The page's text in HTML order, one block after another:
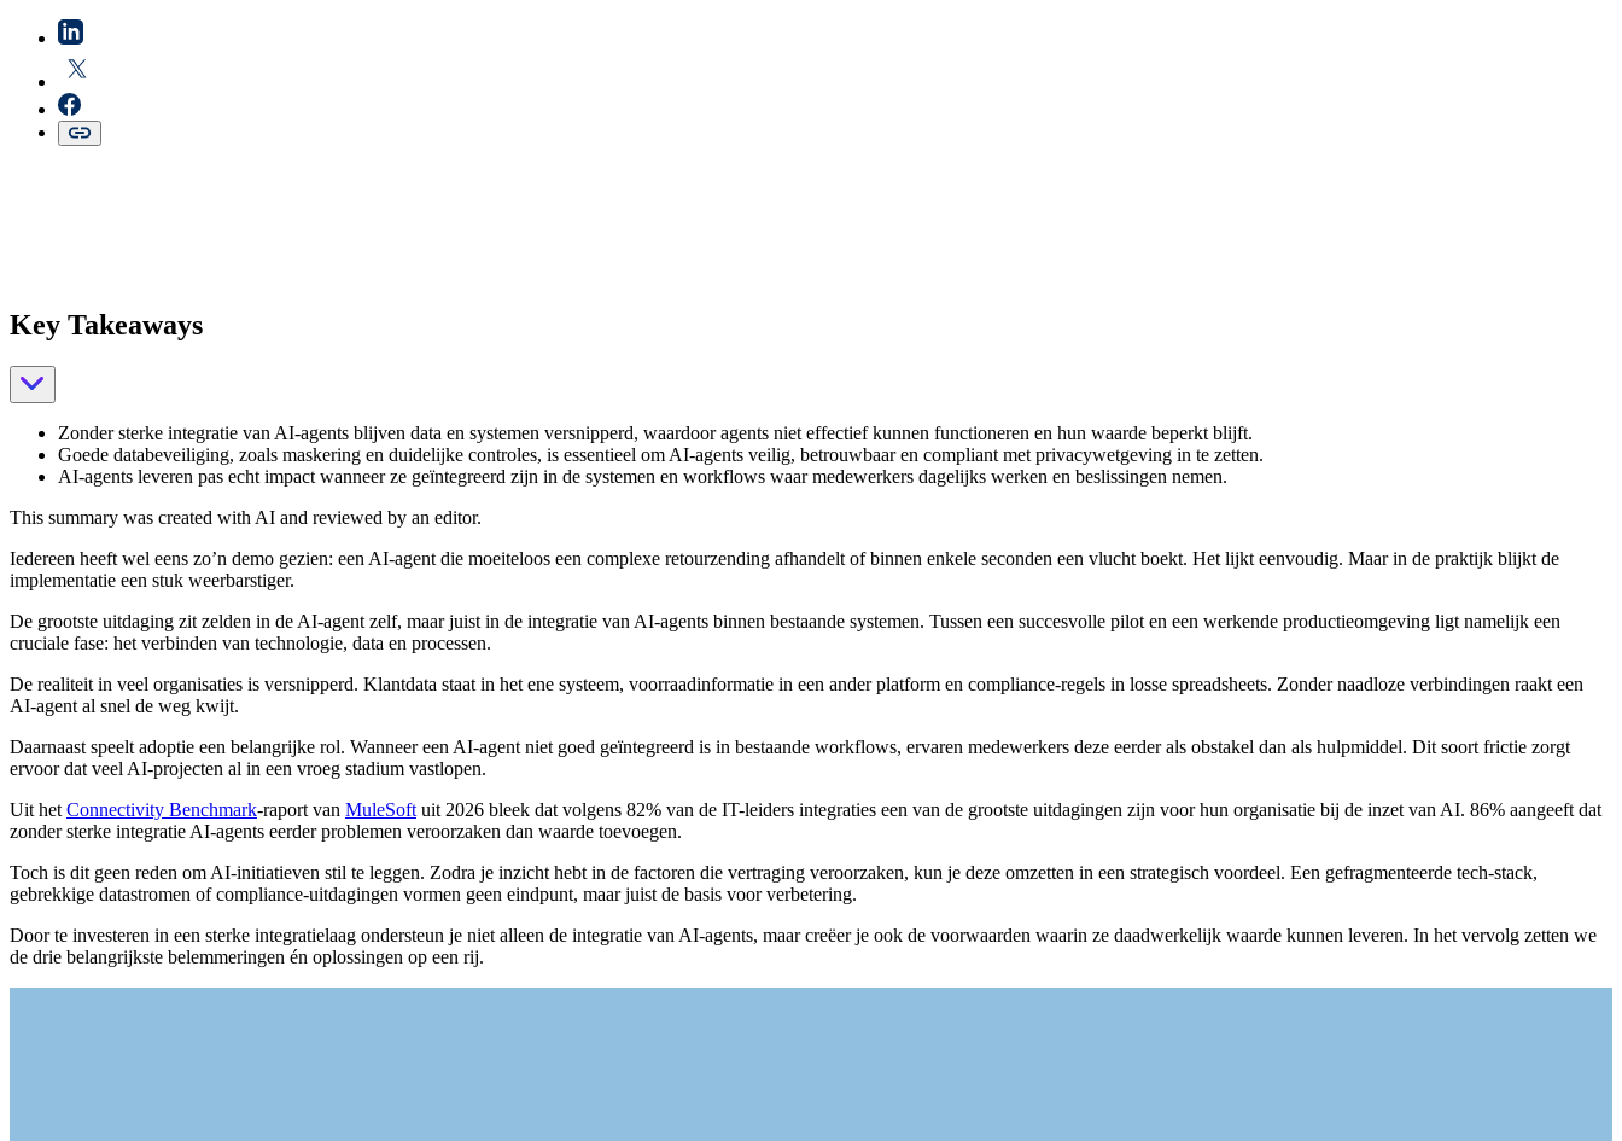
Key Takeaways
Zonder sterke integratie van AI-agents blijven data en systemen versnipperd, waardoor agents niet effectief kunnen functioneren en hun waarde beperkt blijft.
Goede databeveiliging, zoals maskering en duidelijke controles, is essentieel om AI-agents veilig, betrouwbaar en compliant met privacywetgeving in te zetten.
AI-agents leveren pas echt impact wanneer ze geïntegreerd zijn in de systemen en workflows waar medewerkers dagelijks werken en beslissingen nemen.
This summary was created with AI and reviewed by an editor.
Iedereen heeft wel eens zo’n demo gezien: een AI-agent die moeiteloos een complexe retourzending afhandelt of binnen enkele seconden een vlucht boekt. Het lijkt eenvoudig. Maar in de praktijk blijkt de
implementatie een stuk weerbarstiger.
De grootste uitdaging zit zelden in de AI-agent zelf, maar juist in de integratie van AI-agents binnen bestaande systemen. Tussen een succesvolle pilot en een werkende productieomgeving ligt namelijk een
cruciale fase: het verbinden van technologie, data en processen.
De realiteit in veel organisaties is versnipperd. Klantdata staat in het ene systeem, voorraadinformatie in een ander platform en compliance-regels in losse spreadsheets. Zonder naadloze verbindingen raakt een
AI-agent al snel de weg kwijt.
Daarnaast speelt adoptie een belangrijke rol. Wanneer een AI-agent niet goed geïntegreerd is in bestaande workflows, ervaren medewerkers deze eerder als obstakel dan als hulpmiddel. Dit soort frictie zorgt
ervoor dat veel AI-projecten al in een vroeg stadium vastlopen.
Uit het Connectivity Benchmark-raport van MuleSoft uit 2026 bleek dat volgens 82% van de IT-leiders integraties een van de grootste uitdagingen zijn voor hun organisatie bij de inzet van AI. 86% aangeeft dat
zonder sterke integratie AI-agents eerder problemen veroorzaken dan waarde toevoegen.
Toch is dit geen reden om AI-initiatieven stil te leggen. Zodra je inzicht hebt in de factoren die vertraging veroorzaken, kun je deze omzetten in een strategisch voordeel. Een gefragmenteerde tech-stack,
gebrekkige datastromen of compliance-uitdagingen vormen geen eindpunt, maar juist de basis voor verbetering.
Door te investeren in een sterke integratielaag ondersteun je niet alleen de integratie van AI-agents, maar creëer je ook de voorwaarden waarin ze daadwerkelijk waarde kunnen leveren. In het vervolg zetten we
de drie belangrijkste belemmeringen én oplossingen op een rij.